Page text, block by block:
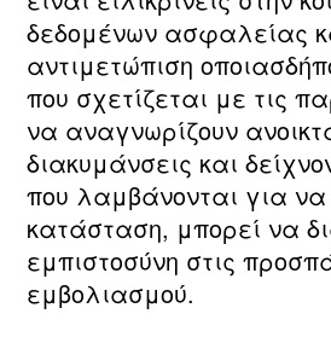
δεδομένων ασφαλείας
αντιμετώπιση
που σχετίζεται με τις
να αναγνωρίζουν
διακυμάνσεις και
που λαμβάνονται για να
κατάσταση, μπορεί να
εμπιστοσύνη στις
εμβολιασμού.